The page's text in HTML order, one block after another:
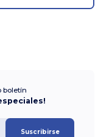
boletín
Suscribirse